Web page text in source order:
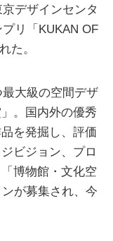
デザインセンタ
リ「KUKAN OF
た。
大級の空間デザ
。国内外の優秀
を発掘し、評価
ビジョン、プロ
博物館・文化空
が募集され、今